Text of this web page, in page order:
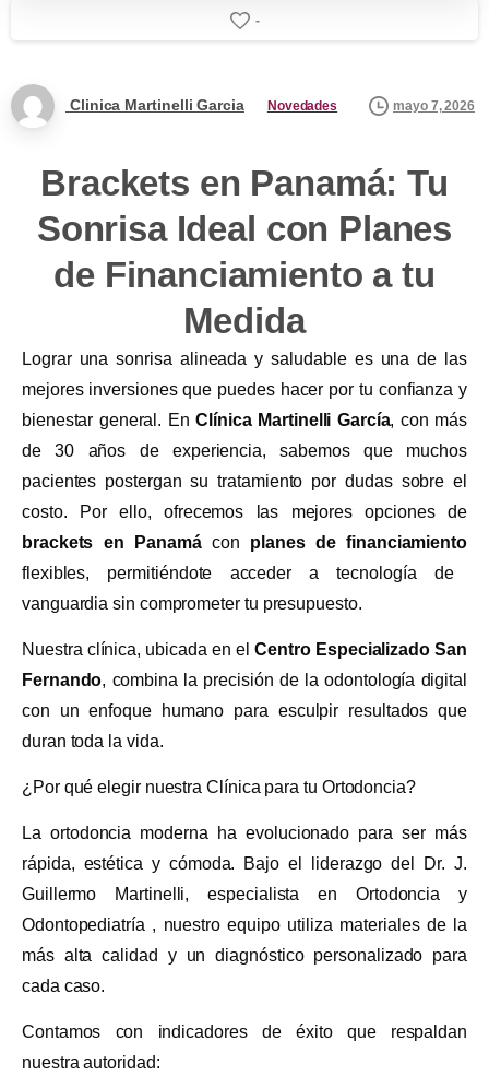
-
Clinica Martinelli Garcia Novedades mayo 7, 2026
Brackets en Panamá: Tu
Sonrisa Ideal con Planes
de Financiamiento a tu
Medida
Lograr una sonrisa alineada y saludable es una de las
mejores inversiones que puedes hacer por tu confianza y
bienestar general. EnClínica Martinelli García, con más
de 30 años de experiencia, sabemos que muchos
pacientes postergan su tratamiento por dudas sobre el
costo. Por ello, ofrecemos las mejores opciones de
brackets en Panamácon planes de financiamiento
flexibles, permitiéndote acceder a tecnología de
vanguardia sin comprometer tu presupuesto.
Nuestra clínica, ubicada en elCentro Especializado San
Fernando, combina la precisión de la odontología digital
con un enfoque humano para esculpir resultados que
duran toda la vida.
¿Por qué elegir nuestra Clínica para tu Ortodoncia?
La ortodoncia moderna ha evolucionado para ser más
rápida, estética y cómoda. Bajo el liderazgo del Dr. J.
Guillermo Martinelli, especialista en Ortodoncia y
Odontopediatría , nuestro equipo utiliza materiales de la
más alta calidad y un diagnóstico personalizado para
cada caso.
Contamos con indicadores de éxito que respaldan
nuestra autoridad: